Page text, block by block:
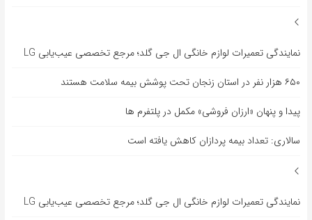
نمایندگی تعمیرات لوازم خانگی ال جی گلد؛ مرجع تخصصی عیب‌یابی LG
۶۵۰ هزار نفر در استان زنجان تحت پوشش بیمه سلامت هستند
پیدا و پنهان «ارزان فروشی» مکمل در پلتفرم ها
سالاری: تعداد بیمه پردازان کاهش یافته است
نمایندگی تعمیرات لوازم خانگی ال جی گلد؛ مرجع تخصصی عیب‌یابی LG